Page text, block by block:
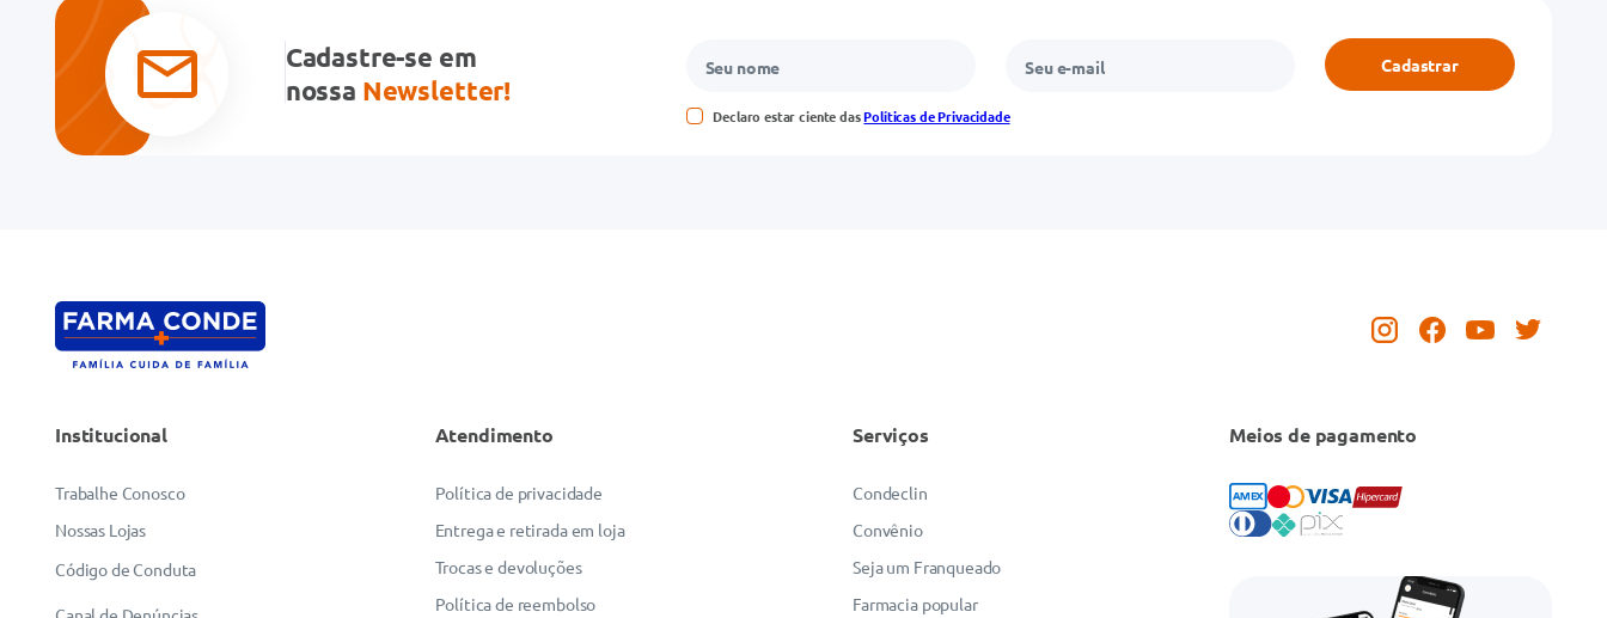
Cadastre-se em
nossa Newsletter!
Declaro estar ciente dasPolíticas de Privacidade
Cadastrar
Institucional
Trabalhe Conosco
Nossas Lojas
Código de Conduta
Atendimento
Política de privacidade
Entrega e retirada em loja
Trocas e devoluções
Política de reembolso
Serviços
Condeclin
Convênio
Seja um Franqueado
Farmacia popular
Meios de pagamento